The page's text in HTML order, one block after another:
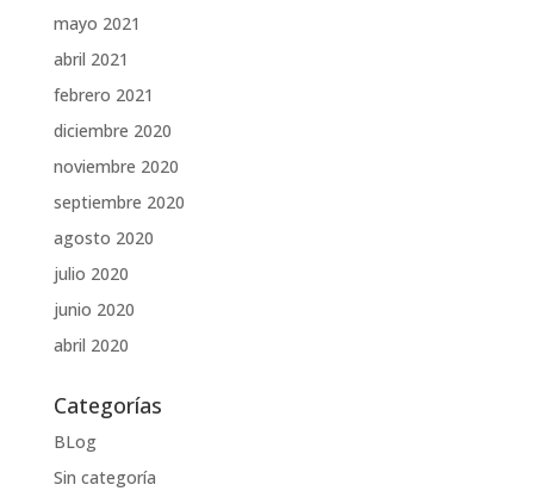
mayo 2021
abril 2021
febrero 2021
diciembre 2020
noviembre 2020
septiembre 2020
agosto 2020
julio 2020
junio 2020
abril 2020
Categorías
BLog
Sin categoría